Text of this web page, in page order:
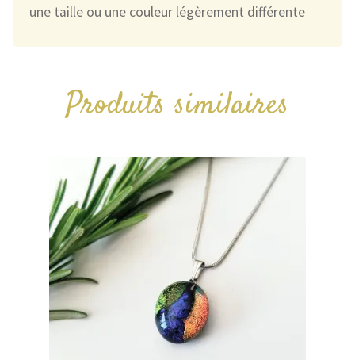
une taille ou une couleur légèrement différente
Produits similaires